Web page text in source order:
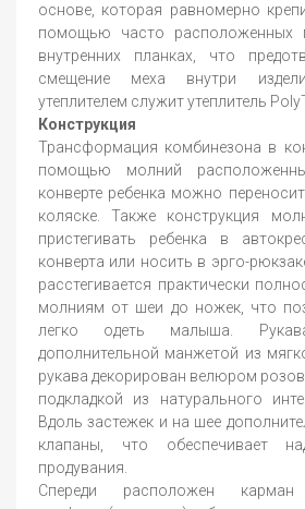
основе, которая равномерно
помощью часто расположенных
внутренних планках, что
смещение меха внутри
утеплителем служит утеплитель
Конструкция
Трансформация комбинезона в
помощью молний
конверте ребенка можно
коляске. Также конструкция
пристегивать ребенка в
конверта или носить в эрго-
расстегивается практически
молниям от шеи до ножек, что
легко одеть малыша.
дополнительной манжетой из
рукава декорирован велюром
подкладкой из натурального
Вдоль застежек и на шее
клапаны, что обеспечивает
продувания.
Спереди расположен